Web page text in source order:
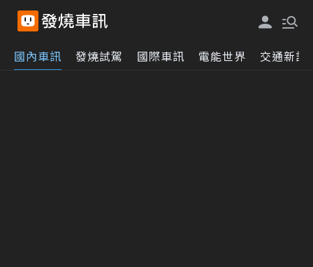
國內車訊 發燒試駕 國際車訊 電能世界 交通新訊